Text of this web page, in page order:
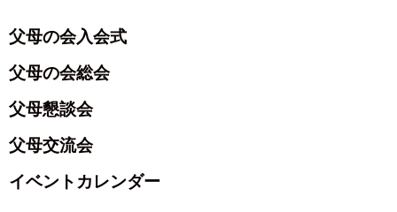
父母の会入会式
父母の会総会
父母懇談会
父母交流会
イベントカレンダー